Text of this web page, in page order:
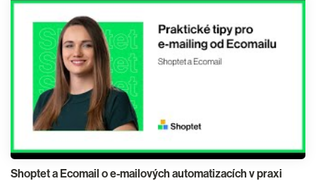
Shoptet a Ecomail o e-mailových automatizacích v praxi